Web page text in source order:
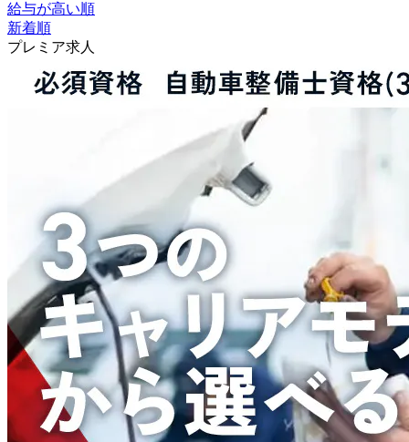
給与が高い順
新着順
プレミア求人